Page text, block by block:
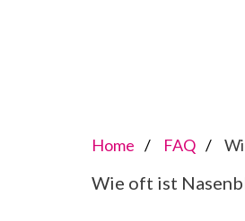
Home FAQ
Wie oft ist